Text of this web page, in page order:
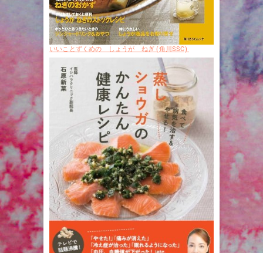
いいことずくめの しょうが ねぎ (角川SSC)